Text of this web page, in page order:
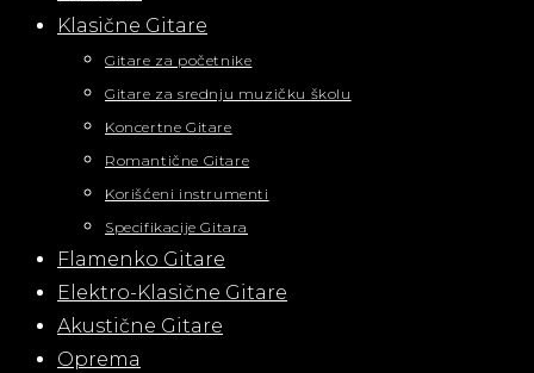
Klasične Gitare
Gitare za početnike
Gitare za srednju muzičku školu
Koncertne Gitare
Romantične Gitare
Korišćeni instrumenti
Specifikacije Gitara
Flamenko Gitare
Elektro-Klasične Gitare
Akustične Gitare
Oprema